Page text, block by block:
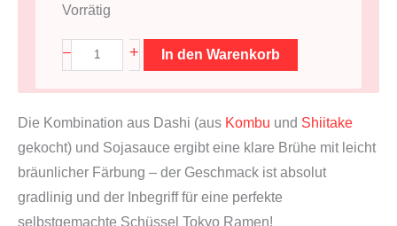
Vorrätig
–
S
o
a
s
a
u
+ In den Warenkorb
Die Kombination aus Dashi (aus Kombu und Shiitake
gekocht) und Sojasauce ergibt eine klare Brühe mit leicht
bräunlicher Färbung – der Geschmack ist absolut
gradlinig und der Inbegriff für eine perfekte
selbstgemachte Schüssel Tokyo Ramen!